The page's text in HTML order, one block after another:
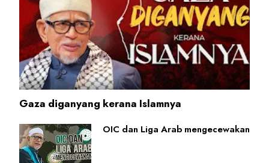
Gaza diganyang kerana Islamnya
OIC dan Liga Arab mengecewakan